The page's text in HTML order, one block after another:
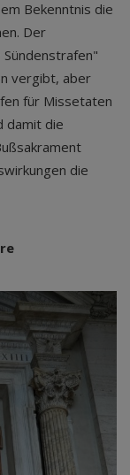
Bekenntnis die
Der
vergibt, aber
für Missetaten
damit die
die